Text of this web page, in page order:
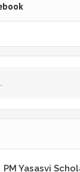
PM Yasasvi